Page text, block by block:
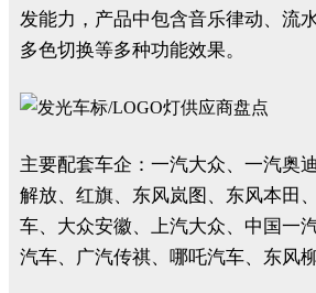
发能力，产品中包含音乐律动、流
多色切换等多种功能效果。
主要配套车企：一汽大众、一汽奥
解放、红旗、东风岚图、东风本田
车、大众安徽、上汽大众、中国一
汽车、广汽传祺、哪吒汽车、东风